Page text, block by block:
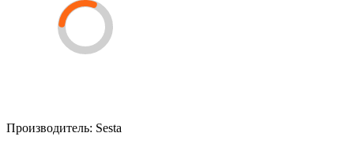
Производитель: Sesta